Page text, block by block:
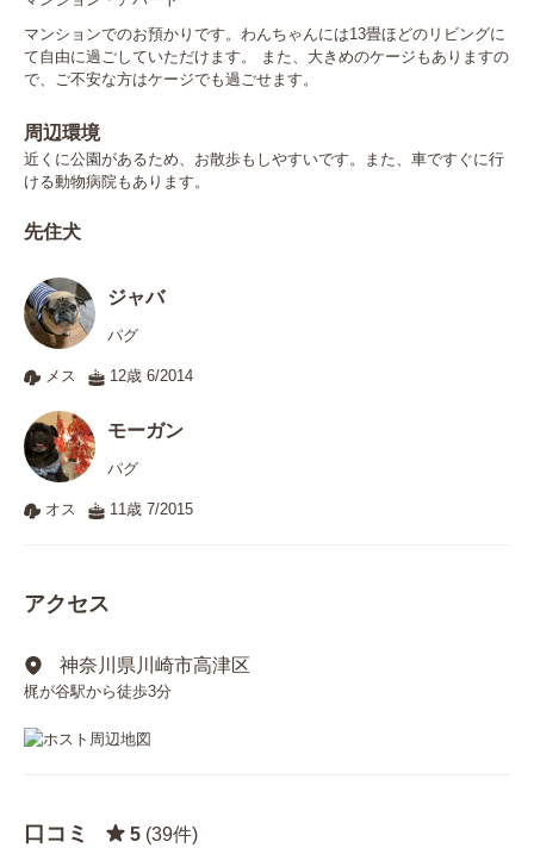
マンションでのお預かりです。わんちゃんには13畳ほどのリビングに
て自由に過ごしていただけます。 また、大きめのケージもありますの
で、ご不安な方はケージでも過ごせます。
周辺環境
近くに公園があるため、お散歩もしやすいです。また、車ですぐに行
ける動物病院もあります。
先住犬
ジャバ
パグ
メス 12歳 6/2014
モーガン
パグ
オス 11歳 7/2015
アクセス
神奈川県川崎市高津区
梶が谷駅から徒歩3分
口コミ 5 (39件)